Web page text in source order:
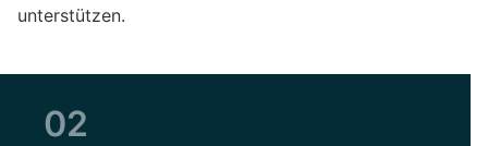
unterstützen.
02